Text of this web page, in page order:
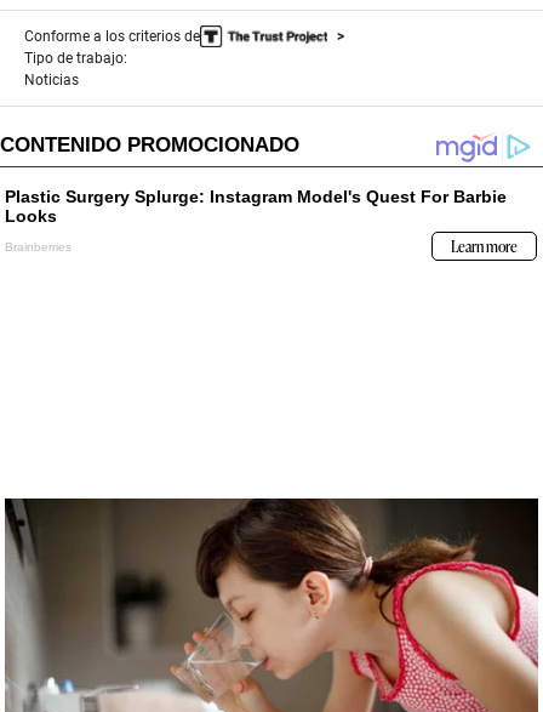
Conforme a los criterios de
Tipo de trabajo:
Noticias